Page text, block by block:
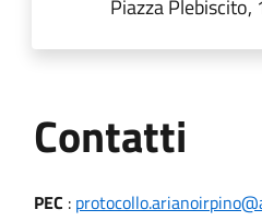
Piazza
Contatti
PEC :